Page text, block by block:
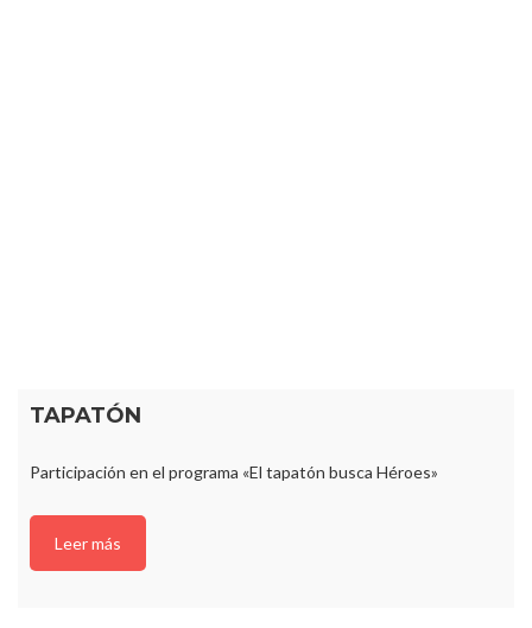
TAPATÓN
Participación en el programa «El tapatón busca Héroes»
Leer más